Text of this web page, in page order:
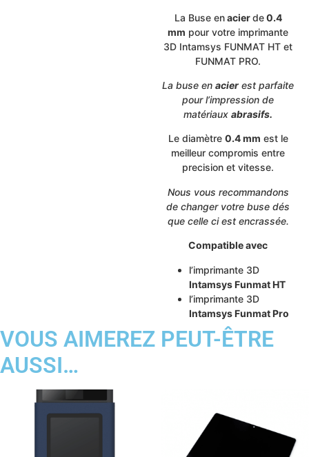
La Buse enacierde0.4
mm pour votre imprimante
3D Intamsys FUNMAT HT et
FUNMAT PRO.
La buse enacier est parfaite
pour l’impression de
matériauxabrasifs.
Le diamètre 0.4 mm est le
meilleur compromis entre
precision et vitesse.
Nous vous recommandons
de changer votre buse dés
que celle ci est encrassée.
Compatible avec
l’imprimante 3D
Intamsys Funmat HT
l’imprimante 3D
Intamsys Funmat Pro
VOUS AIMEREZ PEUT-ÊTRE
AUSSI…